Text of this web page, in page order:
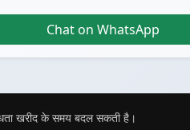
Chat on WhatsApp
खरीद के समय बदल सकती है।